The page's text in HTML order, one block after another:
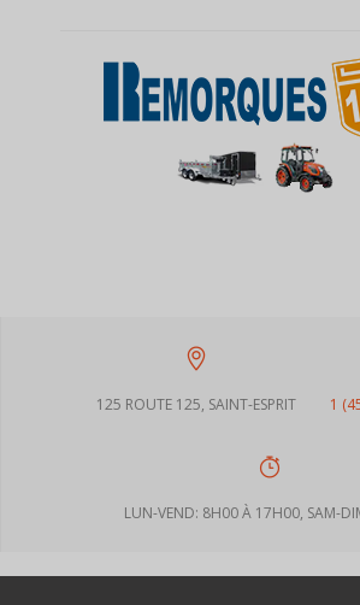
125 ROUTE 125, SAINT-ESPRIT 1
LUN-VEND: 8H00 À 17H00, SAM-